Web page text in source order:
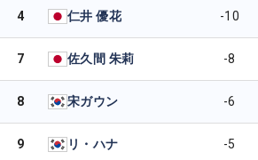
4 仁井 優花 -10
7 佐久間 朱莉 -8
8 宋ガウン -6
9 リ・ハナ -5